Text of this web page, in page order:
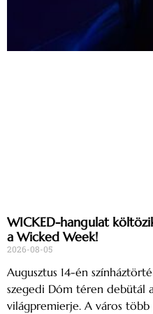
WICKED-hangulat
a Wicked Week!
2026-08-05
Augusztus 14-én
szegedi Dóm téren debütál
világpremierje. A város